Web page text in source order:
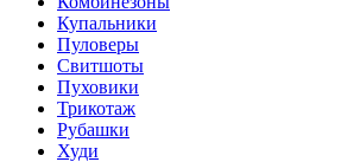
Купальники
Пуловеры
Свитшоты
Пуховики
Трикотаж
Рубашки
Худи